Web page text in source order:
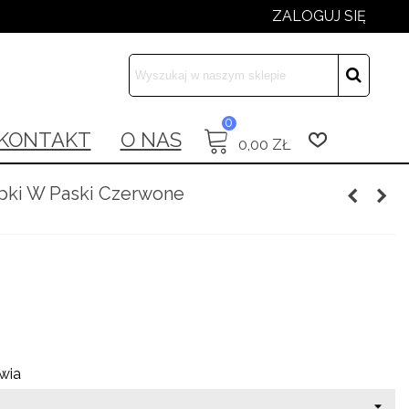
list
ZALOGUJ SIĘ
O NAS
0
0,00 ZŁ
W Paski Czerwone